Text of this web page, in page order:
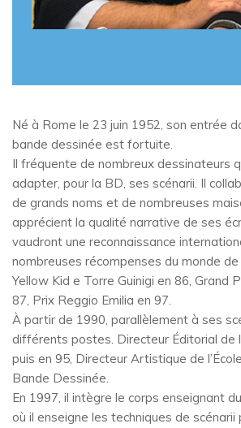
Né à Rome le 23 juin 1952, son entrée
bande dessinée est fortuite.
Il fréquente de nombreux dessinateurs
adapter, pour la BD, ses scénarii. Il
de grands noms et de nombreuses
apprécient la qualité narrative de ses
vaudront une reconnaissance
nombreuses récompenses du monde
Yellow Kid e Torre Guinigi en 86, Grand
87, Prix Reggio Emilia en 97.
À partir de 1990, parallèlement à ses
différents postes. Directeur Éditorial de
puis en 95, Directeur Artistique de
Bande Dessinée.
En 1997, il intègre le corps enseignant
où il enseigne les techniques de scénarii